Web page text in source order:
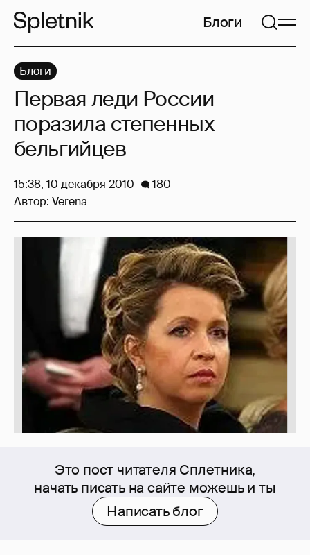
Блоги
Это пост читателя Сплетника,
начать писать на сайте можешь и ты
Написать блог
Блоги
Первая леди России
поразила степенных
бельгийцев
15:38, 10 декабря 2010
180
Автор: Verena